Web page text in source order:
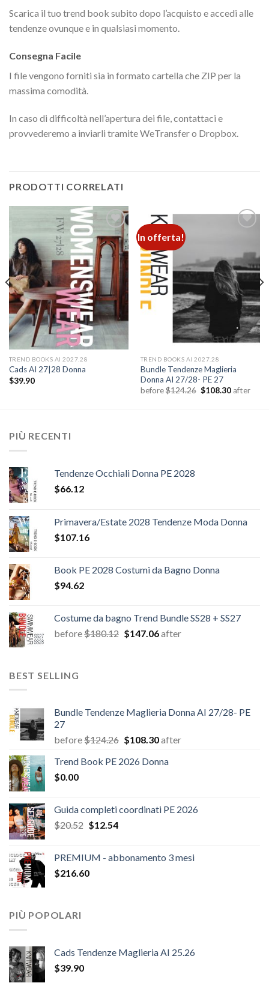
Scarica il tuo trend book subito dopo l’acquisto e accedi alle
tendenze ovunque e in qualsiasi momento.
Consegna Facile
I file vengono forniti sia in formato cartella che ZIP per la
massima comodità.
In caso di difficoltà nell’apertura dei file, contattaci e
provvederemo a inviarli tramite WeTransfer o Dropbox.
PRODOTTI CORRELATI
Add to
wishlist
TREND BOOKS AI 2027.28
Cads AI 27|28 Donna
$39.90
In offerta!
Add to
wishlist
TREND BOOKS AI 2027.28
Bundle Tendenze Maglieria
Donna AI 27/28- PE 27
before$124.26 Il
$108.30Il
after
PIÙ RECENTI
Tendenze Occhiali Donna PE 2028
$66.12
Primavera/Estate 2028 Tendenze Moda Donna
$107.16
Book PE 2028 Costumi da Bagno Donna
$94.62
Costume da bagno Trend Bundle SS28 + SS27
before$180.12 Il
$147.06Il
after
BEST SELLING
Bundle Tendenze Maglieria Donna AI 27/28- PE
27
before$124.26 Il
originale
$108.30Il
attuale
after
Trend Book PE 2026 Donna
$0.00
Guida completi coordinati PE 2026
$20.52 Il
era:
$20.52.
$12.54Il
è:
PREMIUM - abbonamento 3 mesi
$216.60
PIÙ POPOLARI
Cads Tendenze Maglieria AI 25.26
$39.90